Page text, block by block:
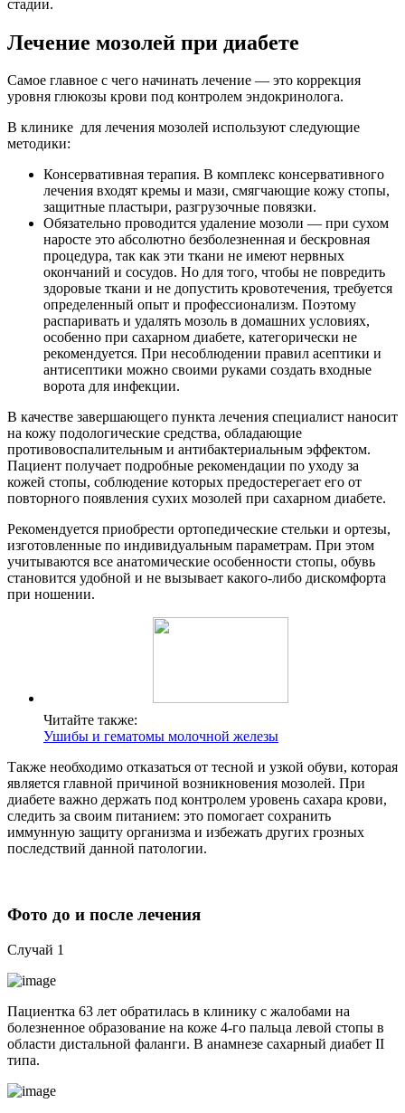
стадии.
Лечение мозолей при диабете
Самое главное с чего начинать лечение — это коррекция
уровня глюкозы крови под контролем эндокринолога.
В клинике для лечения мозолей используют следующие
методики:
Консервативная терапия. В комплекс консервативного
лечения входят кремы и мази, смягчающие кожу стопы,
защитные пластыри, разгрузочные повязки.
Обязательно проводится удаление мозоли — при сухом
наросте это абсолютно безболезненная и бескровная
процедура, так как эти ткани не имеют нервных
окончаний и сосудов. Но для того, чтобы не повредить
здоровые ткани и не допустить кровотечения, требуется
определенный опыт и профессионализм. Поэтому
распаривать и удалять мозоль в домашних условиях,
особенно при сахарном диабете, категорически не
рекомендуется. При несоблюдении правил асептики и
антисептики можно своими руками создать входные
ворота для инфекции.
В качестве завершающего пункта лечения специалист наносит
на кожу подологические средства, обладающие
противовоспалительным и антибактериальным эффектом.
Пациент получает подробные рекомендации по уходу за
кожей стопы, соблюдение которых предостерегает его от
повторного появления сухих мозолей при сахарном диабете.
Рекомендуется приобрести ортопедические стельки и ортезы,
изготовленные по индивидуальным параметрам. При этом
учитываются все анатомические особенности стопы, обувь
становится удобной и не вызывает какого-либо дискомфорта
при ношении.
Читайте также:
Ушибы и гематомы молочной железы
Также необходимо отказаться от тесной и узкой обуви, которая
является главной причиной возникновения мозолей. При
диабете важно держать под контролем уровень сахара крови,
следить за своим питанием: это помогает сохранить
иммунную защиту организма и избежать других грозных
последствий данной патологии.
Фото до и после лечения
Случай 1
Пациентка 63 лет обратилась в клинику с жалобами на
болезненное образование на коже 4-го пальца левой стопы в
области дистальной фаланги. В анамнезе сахарный диабет II
типа.